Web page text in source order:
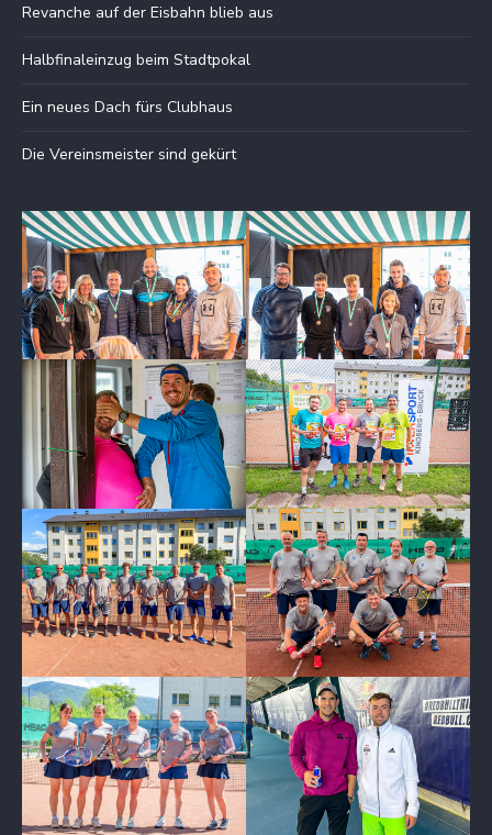
Revanche auf der Eisbahn blieb aus
Halbfinaleinzug beim Stadtpokal
Ein neues Dach fürs Clubhaus
Die Vereinsmeister sind gekürt